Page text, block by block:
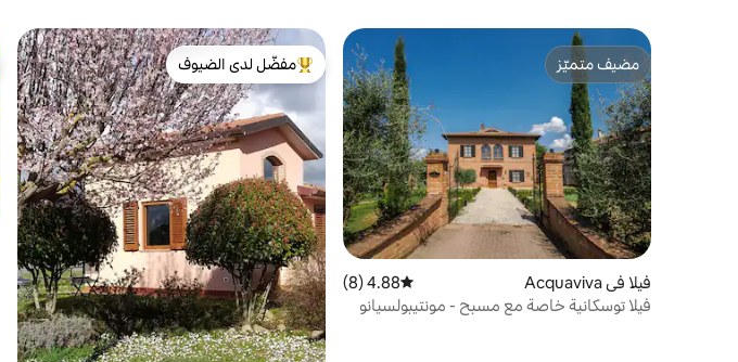
مضيف متميّز
مضيف متميّز
فيلا في Acquaviva متوسط التقييم 4.88 من 5، 8 مراجعات
4.88 (8)
فيلا توسكانية خاصة مع مسبح - مونتيبولسيانو
من أبرز البيوت المفضّلة لدى الضيوف
مفضّل لدى الضيوف